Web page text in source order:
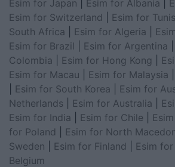
Esim for Japan
Esim for Albania
Esim for Switzerland
Esim for
South Africa
Esim for Algeria
Esim for Brazil
Esim for Argentina
Colombia
Esim for Hong Kong
Esim for Macau
Esim for Malaysia
Esim for South Korea Esim for
Netherlands
Esim for Australia
Esim for India
Esim for Chile
for Poland
Esim for North
Sweden
Esim for Finland Esim
Belgium